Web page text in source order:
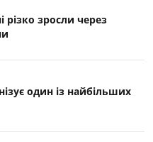
різко зросли через
один із найбільших